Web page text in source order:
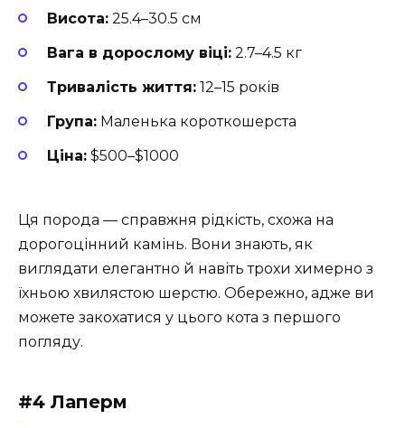
Висота: 25.4–30.5 см
Вага в дорослому віці: 2.7–4.5 кг
Тривалість життя: 12–15 років
Група: Маленька короткошерста
Ціна: $500–$1000
Ця порода — справжня рідкість, схожа на
дорогоцінний камінь. Вони знають, як
виглядати елегантно й навіть трохи химерно з
їхньою хвилястою шерстю. Обережно, адже ви
можете закохатися у цього кота з першого
погляду.
#4 Лаперм